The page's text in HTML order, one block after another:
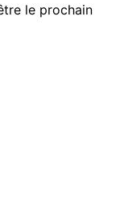
le prochain